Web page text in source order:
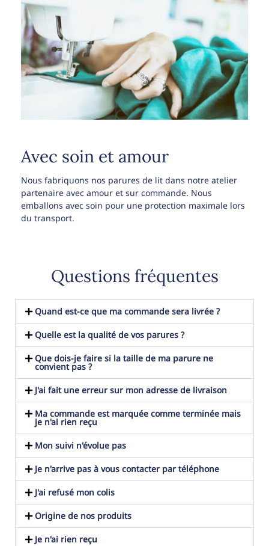
Avec soin et amour
Nous fabriquons nos parures de lit dans notre atelier
partenaire avec amour et sur commande. Nous
emballons avec soin pour une protection maximale lors
du transport.
Questions fréquentes
Quand est-ce que ma commande sera livrée ?
Quelle est la qualité de vos parures ?
Que dois-je faire si la taille de ma parure ne
convient pas ?
J'ai fait une erreur sur mon adresse de livraison
Ma commande est marquée comme terminée mais
je n'ai rien reçu
Mon suivi n'évolue pas
Je n'arrive pas à vous contacter par téléphone
J'ai refusé mon colis
Origine de nos produits
Je n'ai rien reçu